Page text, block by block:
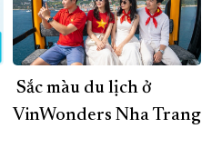
Sắc màu du lịch ở
VinWonders Nha Trang